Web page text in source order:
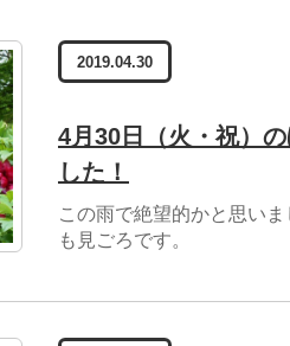
2019.04.30
4月30日（火・祝）
した！
この雨で絶望的かと思い
も見ごろです。